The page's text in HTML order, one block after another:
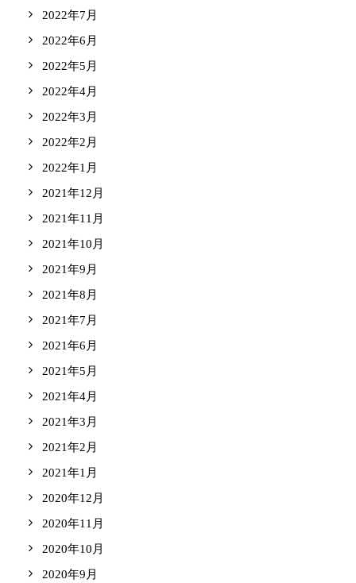
2022年7月
2022年6月
2022年5月
2022年4月
2022年3月
2022年2月
2022年1月
2021年12月
2021年11月
2021年10月
2021年9月
2021年8月
2021年7月
2021年6月
2021年5月
2021年4月
2021年3月
2021年2月
2021年1月
2020年12月
2020年11月
2020年10月
2020年9月